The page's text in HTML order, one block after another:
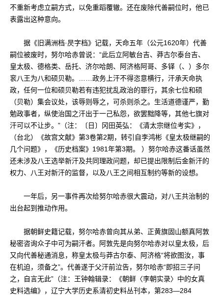
不重新考虑立嗣方式，以免重蹈覆辙。还在废除代善嗣位时，他已
表露出这种意向。
据《旧满洲档·昃字档》记载，天命五年（公元1620年）代善
嗣位被废时，努尔哈赤曾说：“此后立阿敏台吉、莽古尔泰台吉、
皇太极、德格类、岳托、济尔哈朗、阿济格阿哥、多铎（、）多尔
衮八王为八和硕贝勒。……政务上汗不得恣意横行，汗承天命执
政，任何一位和硕贝勒若有违犯扰乱政治的罪行，其余七位和硕
（贝勒）集会议处，该辱则辱之，可杀则杀之。生活道德谨严，勤
勉政事者，纵使治国之汗出于一己私怨，欲罢黜降等，其他七旗对
汗可以不让步。”（注：〔日〕冈田英弘：《清太宗继位考实》，
（台北）《故宫文献》第3卷第2期，转引自李鸿彬《皇太极继嗣的
几个问题》，《历史档案》1981年第3期。 ）努尔哈赤这番话虽然
还未涉及八王选举新汗及共同理政问题，却已提出限制后金新汗的
权力、八王对新汗的监督，以及八王之间相互制约等新的设想。
一年后，另一事件再次给努尔哈赤很大震动，对八王共治制的
出台起到推动作用。
据朝鲜史籍记载，努尔哈赤曾向其从弟、正黄旗固山额真阿敦
秘密咨询众子中可为嗣汗者。阿敦先是向努尔哈赤对以皇太极，后
又向代善秘通消息，称皇太极与莽古尔泰、阿济格“将欲图汝，事
在机迫，须备之”。代善遂于父汗前泣告，努尔哈赤“即招三子问
之，自言无此”（注：王钟翰辑录：《朝鲜〈李朝实录〉中的女真
史料选编》，辽宁大学历史系清初史料丛刊本，第283—284